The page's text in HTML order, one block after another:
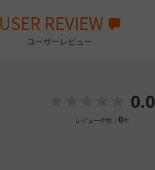
USER REVIEW
ユーザーレビュー
0.0
レビュー件数： 0件